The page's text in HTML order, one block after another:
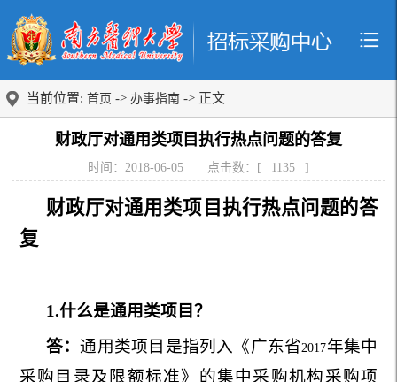
当前位置: 首页 -> 办事指南 -> 正文
财政厅对通用类项目执行热点问题的答复
时间：2018-06-05 点击数：[ 1135 ]
财政厅对通用类项目执行热点问题的答
复
1.什么是通用类项目？
答：通用类项目是指列入《广东省2017年集中
采购目录及限额标准》的集中采购机构采购项